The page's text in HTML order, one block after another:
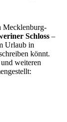
Mecklenburg-
Schloss –
Urlaub in
könnt.
weiteren